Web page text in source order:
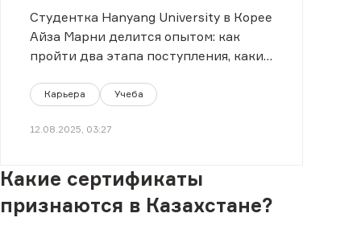
Студентка Hanyang University в Корее
Айза Марни делится опытом: как
пройти два этапа поступления, какие
Карьера Учеба
12.08.2025, 03:27
Какие сертификаты
признаются в Казахстане?